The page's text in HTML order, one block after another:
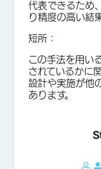
代表できるため
り精度の高い結
短所：
この手法を用い
されているかに
設計や実施が他
あります。